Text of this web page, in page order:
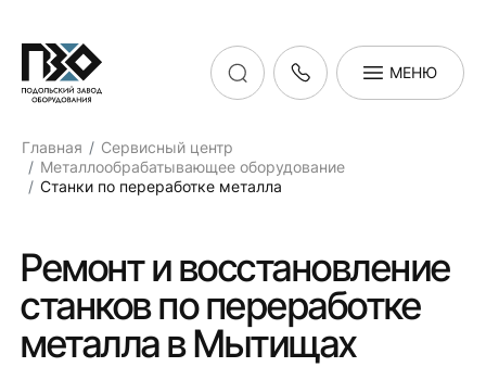
МЕНЮ
Главная
Сервисный центр
Металлообрабатывающее оборудование
Станки по переработке металла
Ремонт и восстановление
станков по переработке
металла в Мытищах